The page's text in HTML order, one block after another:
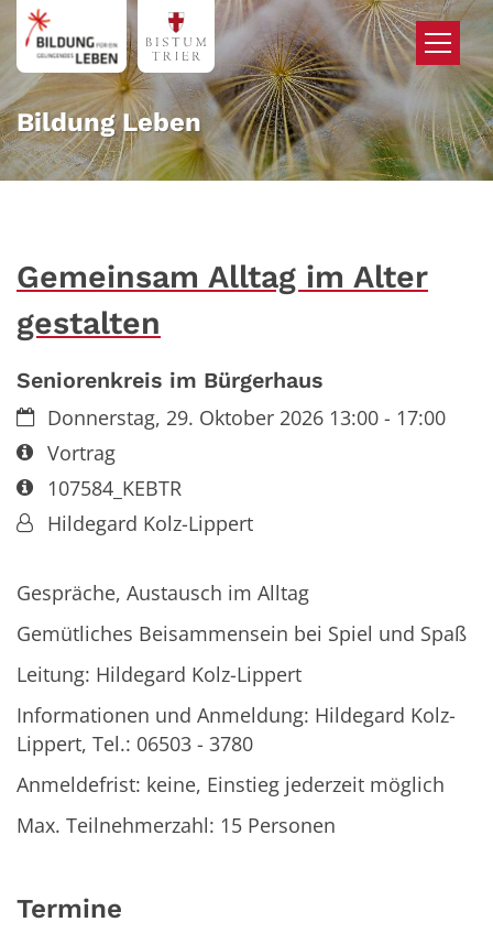
Zum Inhalt springen
Bildung Leben
Gemeinsam Alltag im Alter
gestalten
Seniorenkreis im Bürgerhaus
Datum:Donnerstag, 29. Oktober 2026 13:00 - 17:00
Art bzw. Nummer:
Vortrag
Art bzw. Nummer:
107584_KEBTR
Von:Hildegard Kolz-Lippert
Gespräche, Austausch im Alltag
Gemütliches Beisammensein bei Spiel und Spaß
Leitung: Hildegard Kolz-Lippert
Informationen und Anmeldung: Hildegard Kolz-
Lippert, Tel.: 06503 - 3780
Anmeldefrist: keine, Einstieg jederzeit möglich
Max. Teilnehmerzahl: 15 Personen
Termine